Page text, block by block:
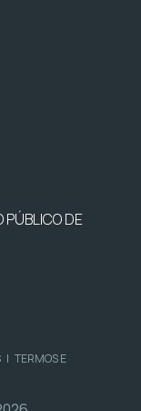
PÚBLICO DE
| TERMOS E